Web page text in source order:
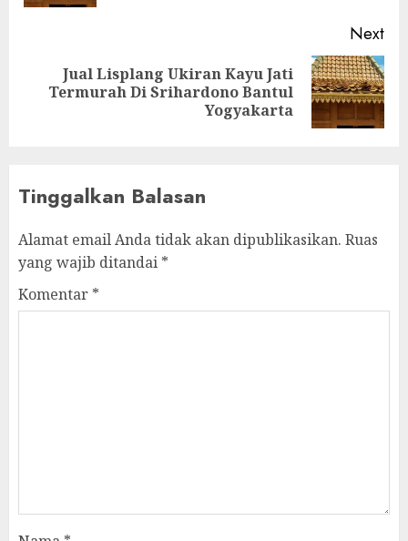
Next
Jual Lisplang Ukiran Kayu Jati
Termurah Di Srihardono Bantul
Yogyakarta
Tinggalkan Balasan
Alamat email Anda tidak akan dipublikasikan. Ruas
yang wajib ditandai *
Komentar *